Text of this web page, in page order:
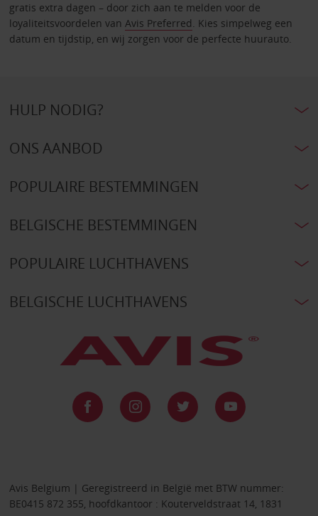
gratis extra dagen – door zich aan te melden voor de
loyaliteitsvoordelen van Avis Preferred. Kies simpelweg een
datum en tijdstip, en wij zorgen voor de perfecte huurauto.
HULP NODIG?
ONS AANBOD
POPULAIRE BESTEMMINGEN
BELGISCHE BESTEMMINGEN
POPULAIRE LUCHTHAVENS
BELGISCHE LUCHTHAVENS
Avis Belgium | Geregistreerd in België met BTW nummer:
BE0415 872 355, hoofdkantoor : Kouterveldstraat 14, 1831